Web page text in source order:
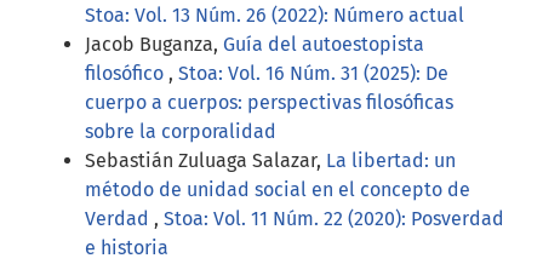
Stoa: Vol. 13 Núm. 26 (2022): Número actual
Jacob Buganza, Guía del autoestopista
filosófico , Stoa: Vol. 16 Núm. 31 (2025): De
cuerpo a cuerpos: perspectivas filosóficas
sobre la corporalidad
Sebastián Zuluaga Salazar, La libertad: un
método de unidad social en el concepto de
Verdad , Stoa: Vol. 11 Núm. 22 (2020): Posverdad
e historia